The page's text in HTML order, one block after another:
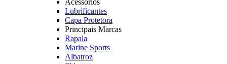
Acessórios
Lubrificantes
Capa Protetora
Principais Marcas
Rapala
Marine Sports
Albatroz